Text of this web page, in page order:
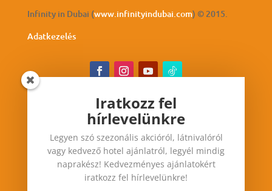
Infinity in Dubai (www.infinityindubai.com) © 2015.
Adatkezelés
Iratkozz fel hírlevelünkre
Legyen szó szezonális akcióról, látnivalóról vagy
kedvező hotel ajánlatról, legyél mindig
naprakész! Kedvezményes ajánlatokért iratkozz
Iratkozz fel
hírlevelünkre
Legyen szó szezonális akcióról, látnivalóról
vagy kedvező hotel ajánlatról, legyél mindig
naprakész! Kedvezményes ajánlatokért
iratkozz fel hírlevelünkre!